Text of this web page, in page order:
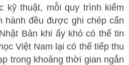
kỹ thuật, mỗi quy trình kiểm
hành đều được ghi chép cẩn
Bản khi ấy khó có thể tin
Việt Nam lại có thể tiếp thu
trong khoảng thời gian ngắn